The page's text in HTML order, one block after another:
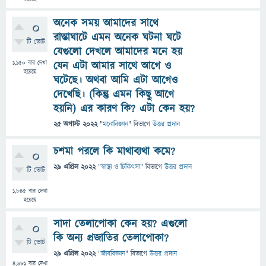
0
টি ভোট
1,150 বার দেখা
হয়েছে
অনেক সময় আমাদের সাথে
রাস্তাঘাটে এমন অনেক ঘটনা ঘটে
যেগুলো দেখলে আমাদের মনে হয়
যেন এটা আমার সাথে আগে ও
ঘটেছে। অথবা আমি এটা আগেও
দেখেছি। (কিন্তু এমন কিছু আগে
হয়নি) এর কারণ কি? এটা কেন হয়?
25 অগাস্ট 2022 "মনোবিজ্ঞান" বিভাগে উত্তর প্রদান
0
টি ভোট
1,845বার দেখা
হয়েছে
চশমা পরলে কি মাথাব্যথা কমে?
29 এপ্রিল 2022 "স্বাস্থ্য ও চিকিৎসা" বিভাগে উত্তর প্রদান
0
টি ভোট
4,681বার দেখা
সাদা তেলাপোকা কেন হয়? এগুলো
কি অন্য প্রজাতির তেলাপোকা?
29 এপ্রিল 2022 "জীববিজ্ঞান" বিভাগে উত্তর প্রদান